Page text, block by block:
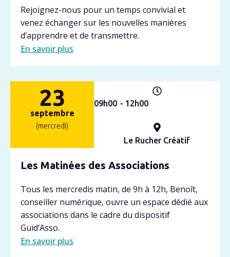
Rejoignez-nous pour un temps convivial et
venez échanger sur les nouvelles manières
d’apprendre et de transmettre.
En savoir plus
23
septembre
(mercredi)
09h00 - 12h00
Le Rucher Créatif
Les Matinées des Associations
Tous les mercredis matin, de 9h à 12h, Benoît,
conseiller numérique, ouvre un espace dédié aux
associations dans le cadre du dispositif
Guid’Asso.
En savoir plus